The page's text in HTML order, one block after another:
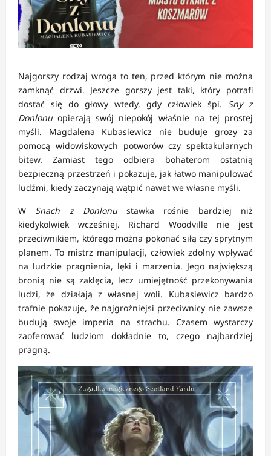
Najgorszy rodzaj wroga to ten, przed którym nie można
zamknąć drzwi. Jeszcze gorszy jest taki, który potrafi
dostać się do głowy wtedy, gdy człowiek śpi. Sny z
Donlonuopierają swój niepokój właśnie na tej prostej
myśli. Magdalena Kubasiewicz nie buduje grozy za
pomocą widowiskowych potworów czy spektakularnych
bitew. Zamiast tego odbiera bohaterom ostatnią
bezpieczną przestrzeń i pokazuje, jak łatwo manipulować
ludźmi, kiedy zaczynają wątpić nawet we własne myśli.
W Snach z Donlonustawka rośnie bardziej niż
kiedykolwiek wcześniej. Richard Woodville nie jest
przeciwnikiem, którego można pokonać siłą czy sprytnym
planem. To mistrz manipulacji, człowiek zdolny wpływać
na ludzkie pragnienia, lęki i marzenia. Jego największą
bronią nie są zaklęcia, lecz umiejętność przekonywania
ludzi, że działają z własnej woli. Kubasiewicz bardzo
trafnie pokazuje, że najgroźniejsi przeciwnicy nie zawsze
budują swoje imperia na strachu. Czasem wystarczy
zaoferować ludziom dokładnie to, czego najbardziej
pragną.